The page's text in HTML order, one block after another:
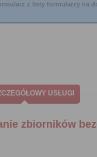
z listy formularzy na
USŁUGI
zbiorników